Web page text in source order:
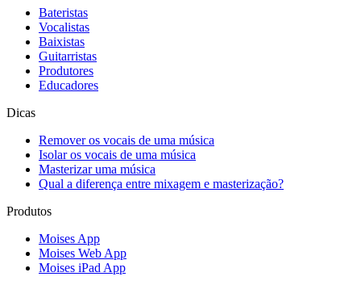
Bateristas
Vocalistas
Baixistas
Guitarristas
Produtores
Educadores
Dicas
Remover os vocais de uma música
Isolar os vocais de uma música
Masterizar uma música
Qual a diferença entre mixagem e masterização?
Produtos
Moises App
Moises Web App
Moises iPad App